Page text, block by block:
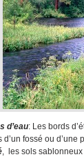
d’eau: Les bords
d’un fossé ou d’une
, les sols sablonneux